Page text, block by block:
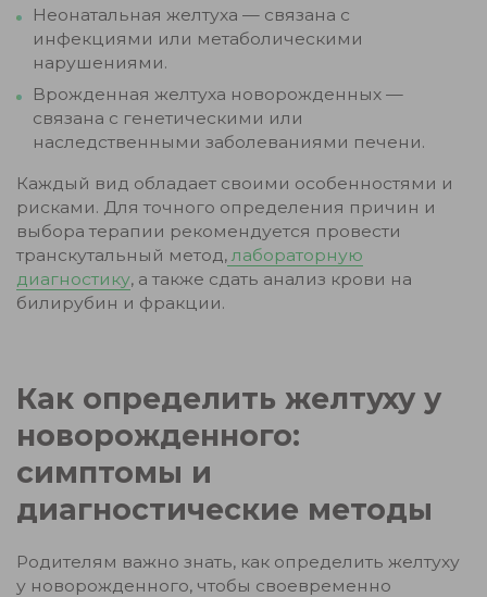
Неонатальная желтуха — связана с
инфекциями или метаболическими
нарушениями.
Врожденная желтуха новорожденных —
связана с генетическими или
наследственными заболеваниями печени.
Каждый вид обладает своими особенностями и
рисками. Для точного определения причин и
выбора терапии рекомендуется провести
транскутальный метод, лабораторную
диагностику, а также сдать анализ крови на
билирубин и фракции.
Как определить желтуху у
новорожденного:
симптомы и
диагностические методы
Родителям важно знать, как определить желтуху
у новорожденного, чтобы своевременно